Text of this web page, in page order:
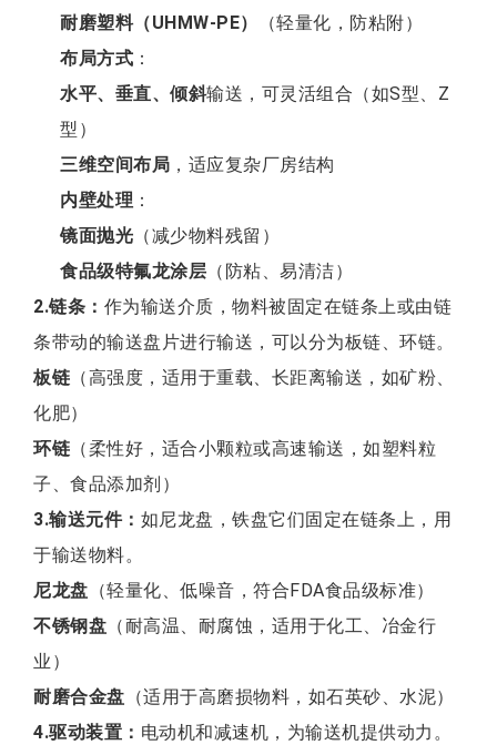
耐磨塑料（UHMW-PE）
（轻量化，防粘附）
布局方式 ：
水平、垂直、倾斜输送，可灵活组合（如S型、Z
型）
三维空间布局 ，适应复杂厂房结构
内壁处理 ：
镜面抛光 （减少物料残留）
食品级特氟龙涂层 （防粘、易清洁）
2.链条： 作为输送介质，物料被固定在链条上或由链
条带动的输送盘片进行输送，可以分为板链、环链。
板链 （高强度，适用于重载、长距离输送，如矿粉、
化肥）
环链 （柔性好，适合小颗粒或高速输送，如塑料粒
子、食品添加剂）
3.输送元件： 如尼龙盘，铁盘它们固定在链条上，用
于输送物料。
尼龙盘 （轻量化、低噪音，符合FDA食品级标准）
不锈钢盘 （耐高温、耐腐蚀，适用于化工、冶金行
业）
耐磨合金盘 （适用于高磨损物料，如石英砂、水泥）
4.驱动装置： 电动机和减速机，为输送机提供动力。